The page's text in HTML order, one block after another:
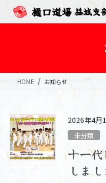
樋口道場 益城支
HOME お知らせ
2026年4月
未分類
十一
しまし